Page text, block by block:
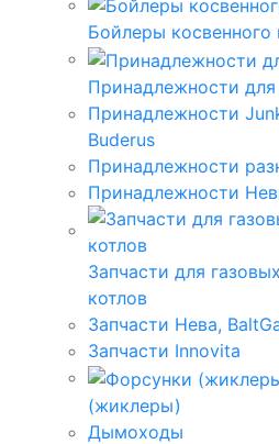
Бойлеры косвенного
Принадлежности для
Принадлежности
Buderus
Принадлежности
Принадлежности
Запчасти для
котлов
Запчасти Нева,
Запчасти Innovita
(жиклеры)
Дымоходы